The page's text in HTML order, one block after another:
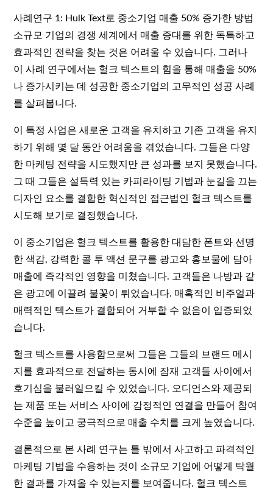
사례연구 1: Hulk Text로 중소기업 매출 50% 증가한 방법
소규모 기업의 경쟁 세계에서 매출 증대를 위한 독특하고
효과적인 전략을 찾는 것은 어려울 수 있습니다. 그러나
이 사례 연구에서는 헐크 텍스트의 힘을 통해 매출을 50%
나 증가시키는 데 성공한 중소기업의 고무적인 성공 사례
를 살펴봅니다.
이 특정 사업은 새로운 고객을 유치하고 기존 고객을 유지
하기 위해 몇 달 동안 어려움을 겪었습니다. 그들은 다양
한 마케팅 전략을 시도했지만 큰 성과를 보지 못했습니다.
그 때 그들은 설득력 있는 카피라이팅 기법과 눈길을 끄는
디자인 요소를 결합한 혁신적인 접근법인 헐크 텍스트를
시도해 보기로 결정했습니다.
이 중소기업은 헐크 텍스트를 활용한 대담한 폰트와 선명
한 색감, 강력한 콜 투 액션 문구를 광고와 홍보물에 담아
매출에 즉각적인 영향을 미쳤습니다. 고객들은 나방과 같
은 광고에 이끌려 불꽃이 튀었습니다. 매혹적인 비주얼과
매력적인 텍스트가 결합되어 거부할 수 없음이 입증되었
습니다.
헐크 텍스트를 사용함으로써 그들은 그들의 브랜드 메시
지를 효과적으로 전달하는 동시에 잠재 고객들 사이에서
호기심을 불러일으킬 수 있었습니다. 오디언스와 제공되
는 제품 또는 서비스 사이에 감정적인 연결을 만들어 참여
수준을 높이고 궁극적으로 매출 수치를 크게 높였습니다.
결론적으로 본 사례 연구는 틀 밖에서 사고하고 파격적인
마케팅 기법을 수용하는 것이 소규모 기업에 어떻게 탁월
한 결과를 가져올 수 있는지를 보여줍니다. 헐크 텍스트